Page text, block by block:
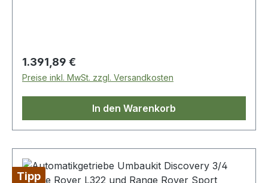
Regulärer Preis:
1.391,89 €
Preise inkl. MwSt. zzgl. Versandkosten
In den Warenkorb
Tipp